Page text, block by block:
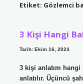
Etiket: Gözlemci
3 Kişi Hangi
Tarih: Ekim 16, 2024
3 kişi anlatım hangi
anlatılır. Üçüncü